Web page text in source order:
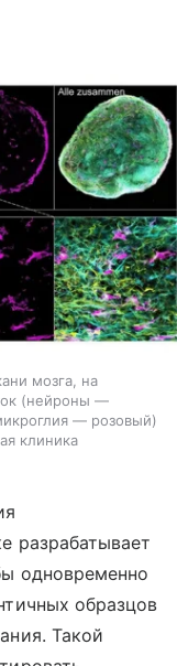
мозга, на
(нейроны —
— розовый)
клиника
разрабатывает
одновременно
образцов
Такой